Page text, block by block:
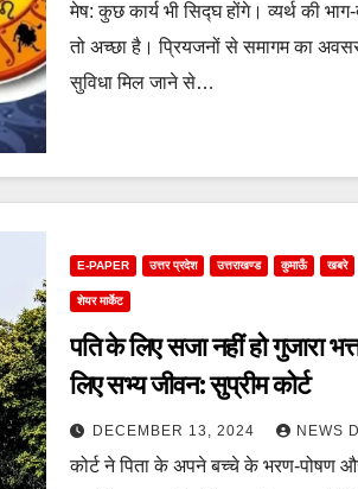
मेष: कुछ कार्य भी सिद्घ होंगे। व्यर्थ की
तो अच्छा है। प्रियजनों से समागम का
सुविधा मिल जाने से…
E-PAPER उत्तर प्रदेश उत्तराखण्ड कुमाऊँ खबरे
शेयर मार्केट
पति के लिए सजा नहीं हो गुजारा
लिए सभ्य जीवन: सुप्रीम कोर्ट
DECEMBER 13, 2024 NEWS
कोर्ट ने पिता के अपने बच्चे के भरण-पोषण